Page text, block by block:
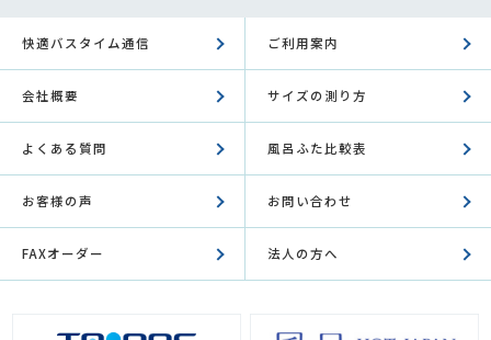
快適バスタイム通信 ご利用案内
会社概要 サイズの測り方
よくある質問 風呂ふた比較表
お客様の声 お問い合わせ
FAXオーダー 法人の方へ